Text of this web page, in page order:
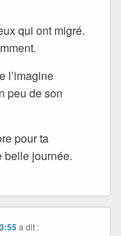
qui ont migré.
l’imagine
peu de son
pour ta
belle journée.
a dit :